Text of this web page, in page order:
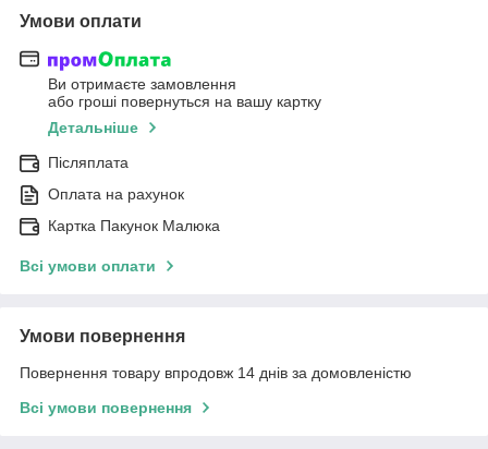
Умови оплати
Ви отримаєте замовлення
або гроші повернуться на вашу картку
Детальніше
Післяплата
Оплата на рахунок
Картка Пакунок Малюка
Всі умови оплати
Умови повернення
Повернення товару впродовж 14 днів за домовленістю
Всі умови повернення